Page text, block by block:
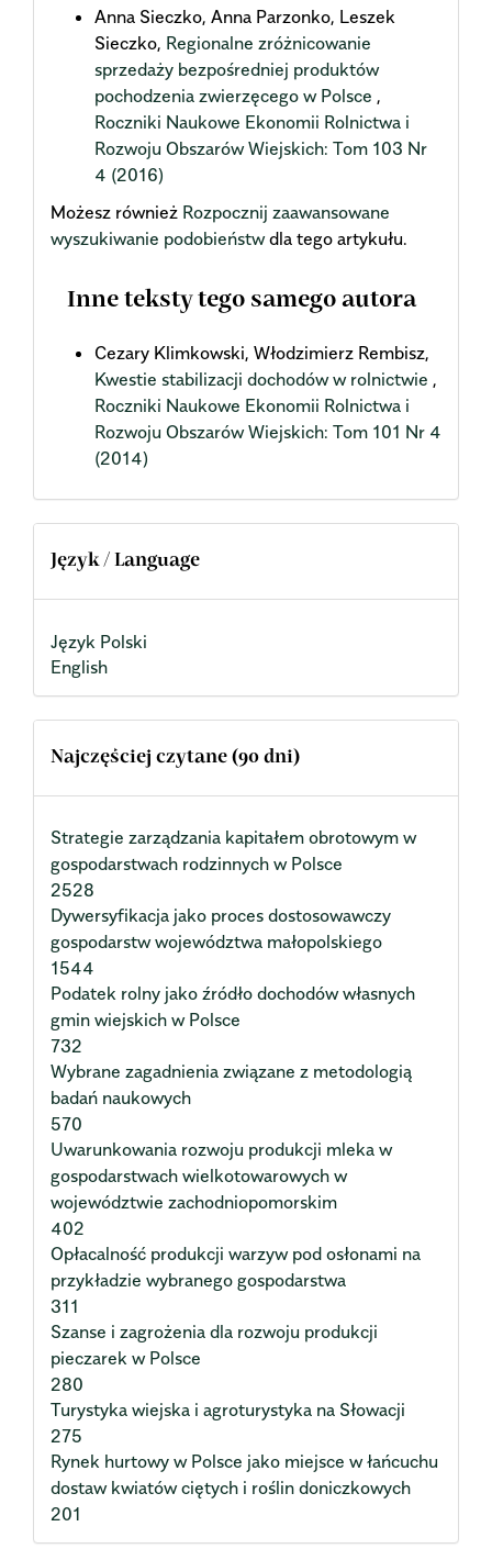
Anna Sieczko, Anna Parzonko, Leszek
Sieczko, Regionalne zróżnicowanie
sprzedaży bezpośredniej produktów
pochodzenia zwierzęcego w Polsce ,
Roczniki Naukowe Ekonomii Rolnictwa i
Rozwoju Obszarów Wiejskich: Tom 103 Nr
4 (2016)
Możesz również Rozpocznij zaawansowane
wyszukiwanie podobieństwdla tego artykułu.
Inne teksty tego samego autora
Cezary Klimkowski, Włodzimierz Rembisz,
Kwestie stabilizacji dochodów w rolnictwie ,
Roczniki Naukowe Ekonomii Rolnictwa i
Rozwoju Obszarów Wiejskich: Tom 101 Nr 4
(2014)
Język / Language
Język Polski
English
Najczęściej czytane (90 dni)
Strategie zarządzania kapitałem obrotowym w
gospodarstwach rodzinnych w Polsce
2528
Dywersyfikacja jako proces dostosowawczy
gospodarstw województwa małopolskiego
1544
Podatek rolny jako źródło dochodów własnych
gmin wiejskich w Polsce
732
Wybrane zagadnienia związane z metodologią
badań naukowych
570
Uwarunkowania rozwoju produkcji mleka w
gospodarstwach wielkotowarowych w
województwie zachodniopomorskim
402
Opłacalność produkcji warzyw pod osłonami na
przykładzie wybranego gospodarstwa
311
Szanse i zagrożenia dla rozwoju produkcji
pieczarek w Polsce
280
Turystyka wiejska i agroturystyka na Słowacji
275
Rynek hurtowy w Polsce jako miejsce w łańcuchu
dostaw kwiatów ciętych i roślin doniczkowych
201